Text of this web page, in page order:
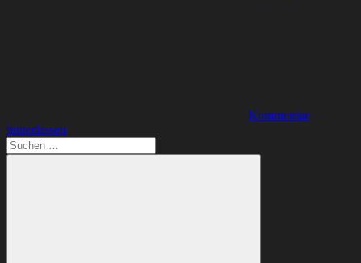
Kommentar
hinterlassen
Suchen
nach: